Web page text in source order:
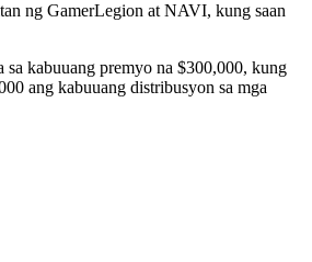
ng GamerLegion at NAVI, kung saan
kabuuang premyo na $300,000, kung
ang kabuuang distribusyon sa mga